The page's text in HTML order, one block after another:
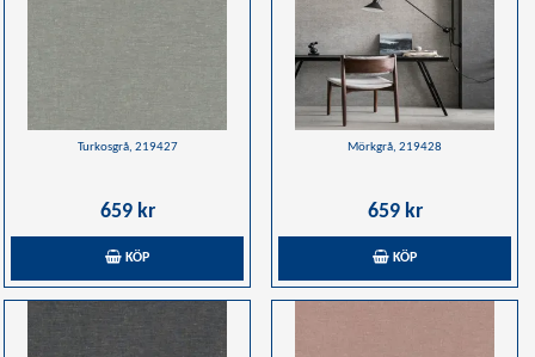
Turkosgrå, 219427
659 kr
KÖP
Mörkgrå, 219428
659 kr
KÖP